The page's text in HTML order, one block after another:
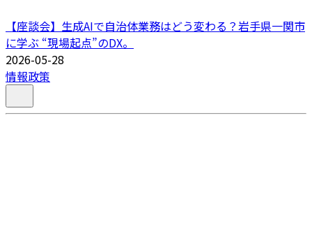
【座談会】生成AIで自治体業務はどう変わる？岩手県一関市
に学ぶ “現場起点”のDX。
2026-05-28
情報政策